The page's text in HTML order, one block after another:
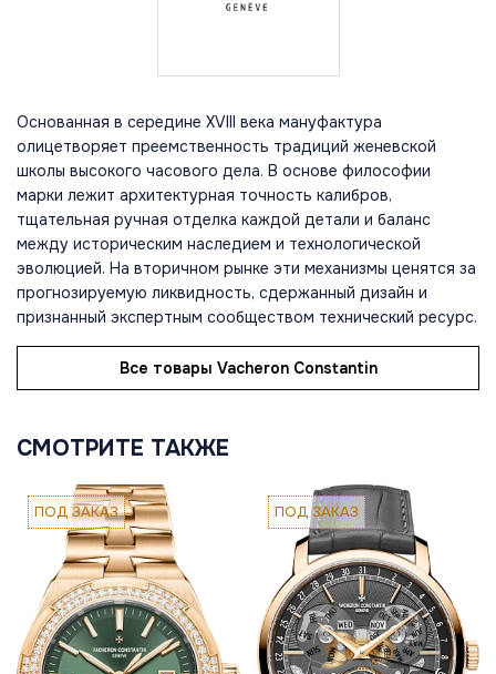
Основанная в середине XVIII века мануфактура
олицетворяет преемственность традиций женевской
школы высокого часового дела. В основе философии
марки лежит архитектурная точность калибров,
тщательная ручная отделка каждой детали и баланс
между историческим наследием и технологической
эволюцией. На вторичном рынке эти механизмы ценятся за
прогнозируемую ликвидность, сдержанный дизайн и
признанный экспертным сообществом технический ресурс.
Все товары Vacheron Constantin
СМОТРИТЕ ТАКЖЕ
ПОД ЗАКАЗ ПОД ЗАКАЗ